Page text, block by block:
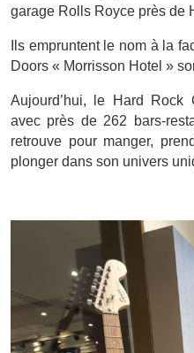
garage Rolls Royce près de
Ils empruntent le nom à la
Doors « Morrisson Hotel »
Aujourd’hui, le Hard Rock
avec près de 262 bars-
retrouve pour manger,
plonger dans son univers